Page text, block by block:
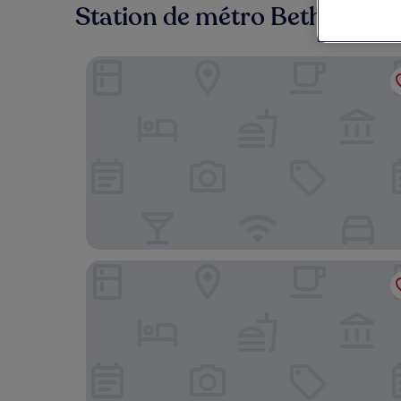
Station de métro Bethnal
Hart Shoreditch Hotel London, Curio Collection